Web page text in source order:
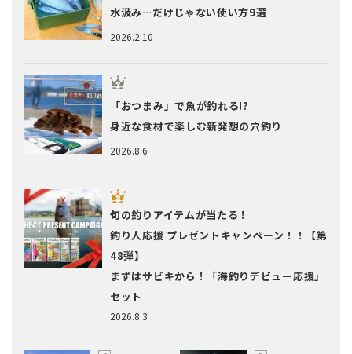
2026.2.10
水汲み…だけじゃない使い方9選
2026.8.6
「おつまみ」で魚が釣れる!?
身近な食材で楽しむ新発想の穴釣り
2026.8.3
旬の釣りアイテムが当たる！
釣り人応援 プレゼントキャンペーン！！【第
48弾】
まずはサビキから！「海釣りデビュー応援」
セット